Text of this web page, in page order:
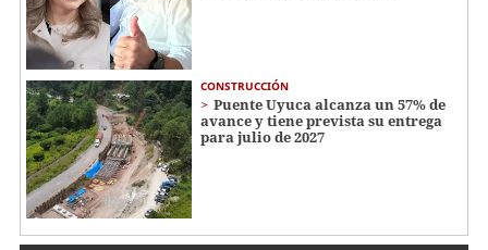
CONSTRUCCIÓN
Puente Uyuca alcanza un 57% de
avance y tiene prevista su entrega
para julio de 2027